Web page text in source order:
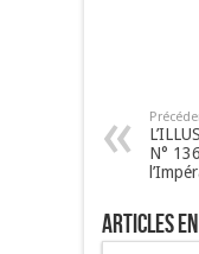
N°
Articles